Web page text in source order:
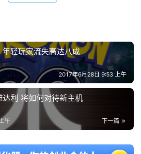
年轻玩家流失高达八成
2017年6月28日 9:53 上午
达利 将如何对待新主机
下一篇
午